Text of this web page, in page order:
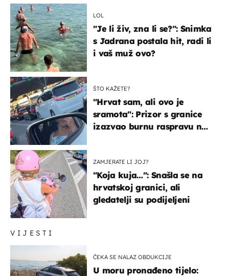
VIJESTI
ČEKA SE NALAZ OBDUKCIJE
U moru pronađeno tijelo:
LOL
"Je li živ, zna li se?": Snimka
s Jadrana postala hit, radi li
i vaš muž ovo?
ŠTO KAŽETE?
"Hrvat sam, ali ovo je
sramota": Prizor s granice
izazvao burnu raspravu na
ZAMJERATE LI JOJ?
"Koja kuja…": Snašla se na
hrvatskoj granici, ali
gledatelji su podijeljeni